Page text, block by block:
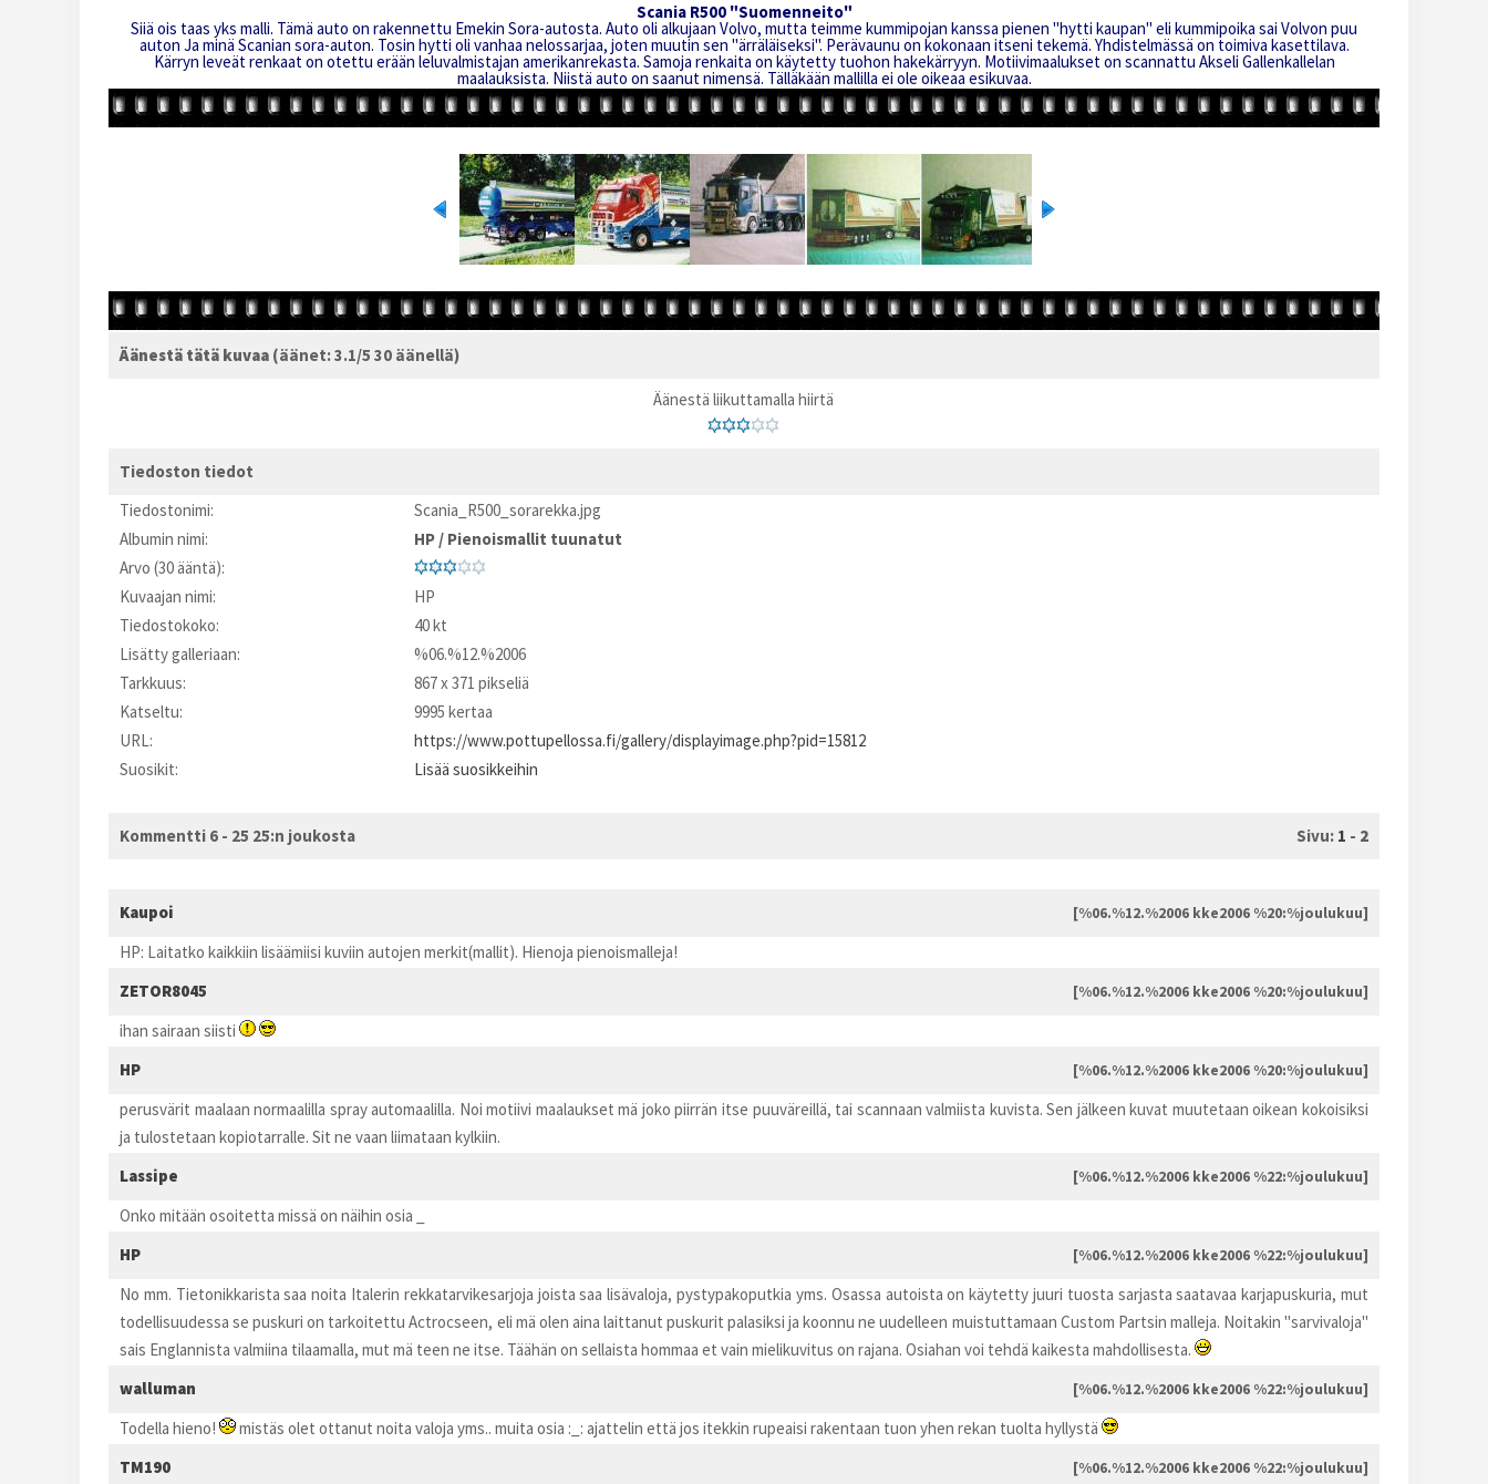
Scania R500 "Suomenneito"
Siiä ois taas yks malli. Tämä auto on rakennettu Emekin Sora-autosta. Auto oli alkujaan Volvo, mutta teimme kummipojan kanssa pienen "hytti kaupan" eli kummipoika sai Volvon puu
auton Ja minä Scanian sora-auton. Tosin hytti oli vanhaa nelossarjaa, joten muutin sen "ärräläiseksi". Perävaunu on kokonaan itseni tekemä. Yhdistelmässä on toimiva kasettilava.
Kärryn leveät renkaat on otettu erään leluvalmistajan amerikanrekasta. Samoja renkaita on käytetty tuohon hakekärryyn. Motiivimaalukset on scannattu Akseli Gallenkallelan
maalauksista. Niistä auto on saanut nimensä. Tälläkään mallilla ei ole oikeaa esikuvaa.
Äänestä tätä kuvaa (äänet: 3.1/5 30 äänellä)
Äänestä liikuttamalla hiirtä
Tiedoston tiedot
Tiedostonimi:
Scania_R500_sorarekka.jpg
Albumin nimi:
HP / Pienoismallit tuunatut
Arvo (30 ääntä):
Kuvaajan nimi:
HP
Tiedostokoko:
40 kt
Lisätty galleriaan:
%06.%12.%2006
Tarkkuus:
867 x 371 pikseliä
Katseltu:
9995 kertaa
URL:
https://www.pottupellossa.fi/gallery/displayimage.php?pid=15812
Suosikit:
Lisää suosikkeihin
Kommentti 6 - 25 25:n joukosta Sivu: 1 - 2
Kaupoi [%06.%12.%2006 kke2006 %20:%joulukuu]
HP: Laitatko kaikkiin lisäämiisi kuviin autojen merkit(mallit). Hienoja pienoismalleja!
ZETOR8045
[%06.%12.%2006 kke2006 %20:%joulukuu]
ihan sairaan siisti
HP
[%06.%12.%2006 kke2006 %20:%joulukuu]
perusvärit maalaan normaalilla spray automaalilla. Noi motiivi maalaukset mä joko piirrän itse puuväreillä, tai scannaan valmiista kuvista. Sen jälkeen kuvat muutetaan oikean kokoisiksi
ja tulostetaan kopiotarralle. Sit ne vaan liimataan kylkiin.
Lassipe
[%06.%12.%2006 kke2006 %22:%joulukuu]
Onko mitään osoitetta missä on näihin osia _
HP
[%06.%12.%2006 kke2006 %22:%joulukuu]
No mm. Tietonikkarista saa noita Italerin rekkatarvikesarjoja joista saa lisävaloja, pystypakoputkia yms. Osassa autoista on käytetty juuri tuosta sarjasta saatavaa karjapuskuria, mut
todellisuudessa se puskuri on tarkoitettu Actrocseen, eli mä olen aina laittanut puskurit palasiksi ja koonnu ne uudelleen muistuttamaan Custom Partsin malleja. Noitakin "sarvivaloja"
sais Englannista valmiina tilaamalla, mut mä teen ne itse. Täähän on sellaista hommaa et vain mielikuvitus on rajana. Osiahan voi tehdä kaikesta mahdollisesta.
walluman
[%06.%12.%2006 kke2006 %22:%joulukuu]
Todella hieno!
mistäs olet ottanut noita valoja yms.. muita osia :_: ajattelin että jos itekkin rupeaisi rakentaan tuon yhen rekan tuolta hyllystä
TM190
[%06.%12.%2006 kke2006 %22:%joulukuu]